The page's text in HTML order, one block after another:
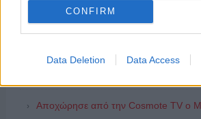
CONFIRM
Data Deletion Data Access
ΣΚΑΪ: Ολοκληρώνεται η συνεργασία
Αποχώρησε από την Cosmote TV o